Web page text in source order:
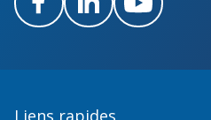
FacebookLinkedInYoutube